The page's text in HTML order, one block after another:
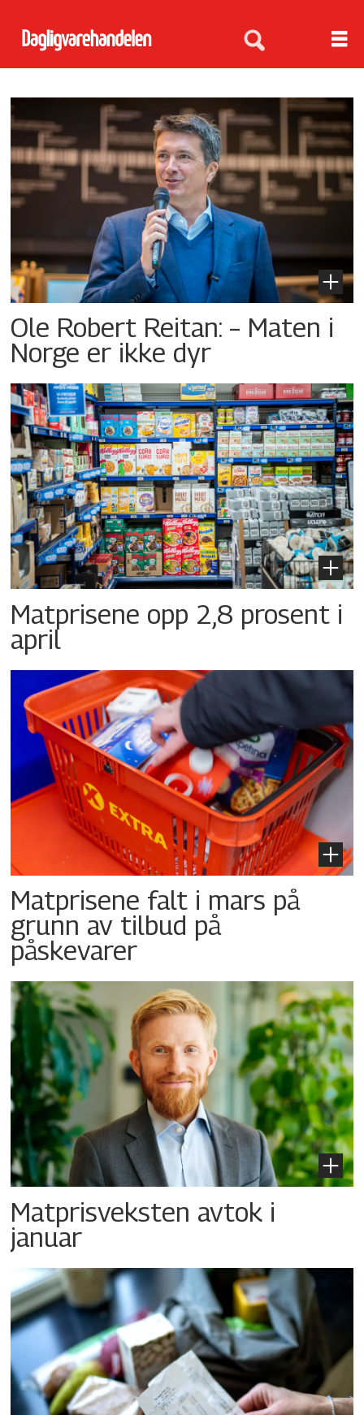
Tag:
matpriser
Ole Robert Reitan: – Maten i
Norge er ikke dyr
Matprisene opp 2,8 prosent i
april
Matprisene falt i mars på
grunn av tilbud på
påskevarer
Matprisveksten avtok i
januar